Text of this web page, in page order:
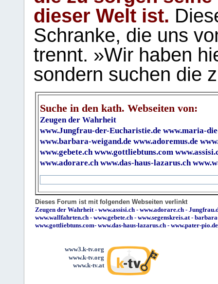
dieser Welt ist.
Schranke, die uns
trennt. »Wir haben
sondern suchen die
Suche in den kath. Webseiten von:
Zeugen der Wahrheit
www.Jungfrau-der-Eucharistie.de www.maria-
www.barbara-weigand.de www.adoremus.de
www.gebete.ch www.gottliebtuns.com
www.adorare.ch www.das-haus-lazarus.ch
Dieses Forum ist mit folgenden Webseiten verlinkt
Zeugen der Wahrheit- www.assisi.ch - www.adorare.ch -
www.wallfahrten.ch - www.gebete.ch - www.segenskreis.at-
www.gottliebtuns.com- www.das-haus-lazarus.ch - www.pater-pio.de
www3.k-tv.org
www.k-tv.org
www.k-tv.at